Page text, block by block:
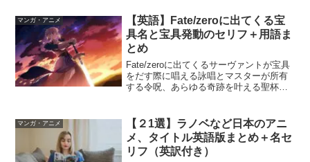
う和製英語を食べ物と飲み物...
マンガ・アニメ
【英語】Fate/zeroに出てくる宝
具名と宝具発動のセリフ＋用語ま
とめ
Fate/zeroに出てくるサーヴァントが宝具
をだす際に唱える詠唱とマスターが所有
する令呪、あらゆる奇跡を叶える聖杯と
ス、真名、宝具名、宝具発動のセリフと
分けて...
マンガ・アニメ
【２1選】ラノベなど日本のアニ
メ、タイトル英語版まとめ＋名セ
リフ（英訳付き）